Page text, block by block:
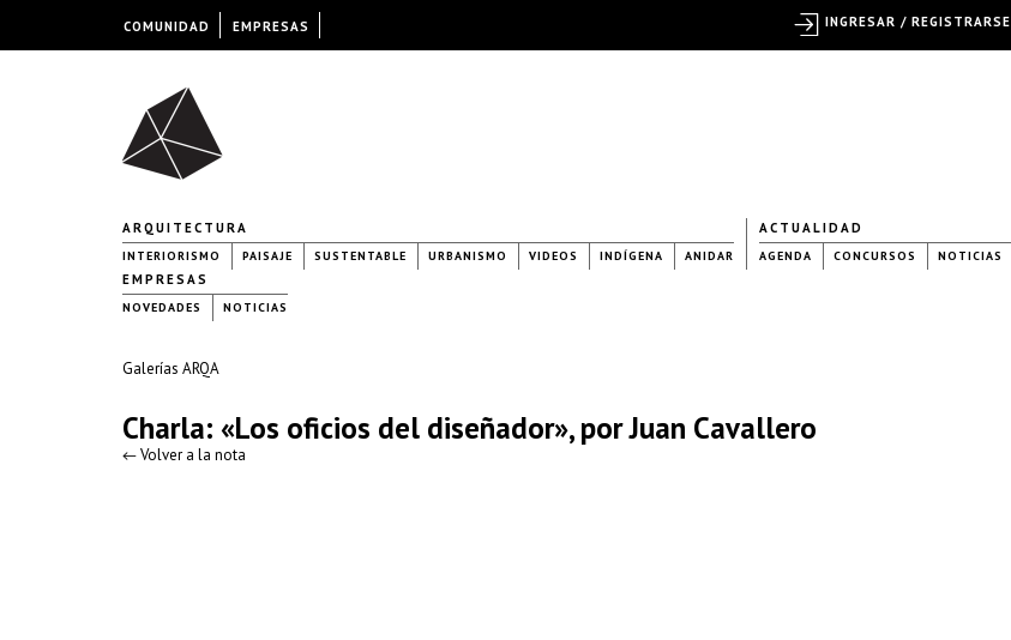
ARQUITECTURA
INTERIORISMO PAISAJE SUSTENTABLE URBANISMO VIDEOS INDÍGENA ANIDAR
ACTUALIDAD
AGENDA CONCURSOS NOTICIAS
EMPRESAS
NOVEDADES NOTICIAS
Galerías ARQA
Charla: «Los oficios del diseñador», por Juan Cavallero
← Volver a la nota
COMUNIDAD EMPRESAS INGRESAR / REGISTRARSE